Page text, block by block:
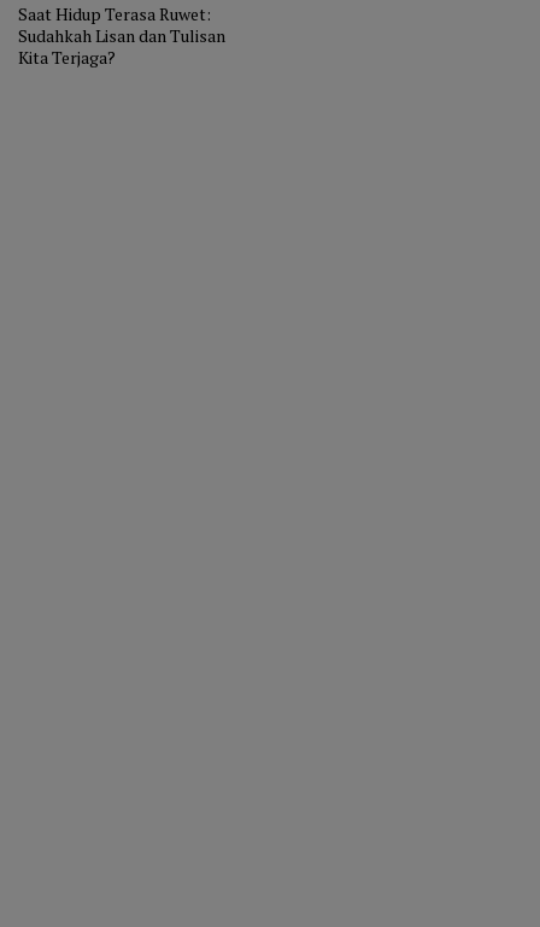
Saat Hidup Terasa Ruwet:
Sudahkah Lisan dan Tulisan
Kita Terjaga?